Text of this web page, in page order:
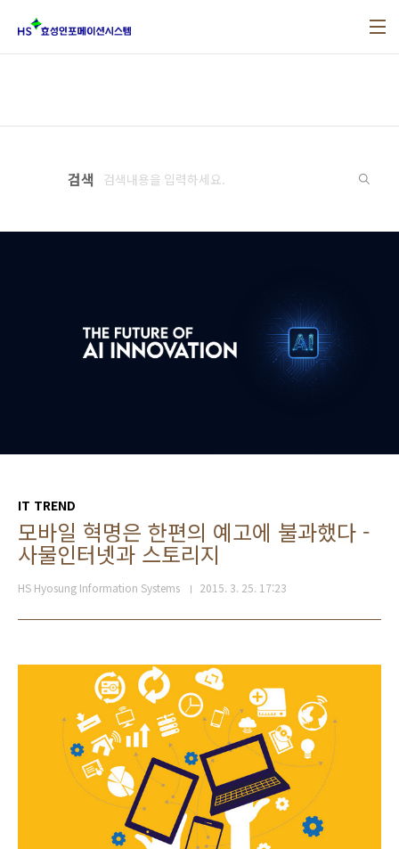
검색
IT TREND
모바일 혁명은 한편의 예고에 불과했다 -
사물인터넷과 스토리지
HS Hyosung Information Systems 2015. 3. 25. 17:23